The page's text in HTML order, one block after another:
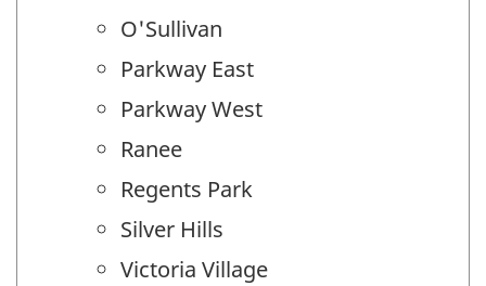
O'Sullivan
Parkway East
Parkway West
Ranee
Regents Park
Silver Hills
Victoria Village